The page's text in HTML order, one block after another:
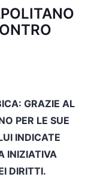
GRAZIE AL
PER LE SUE
INDICATE
INIZIATIVA
DIRITTI.